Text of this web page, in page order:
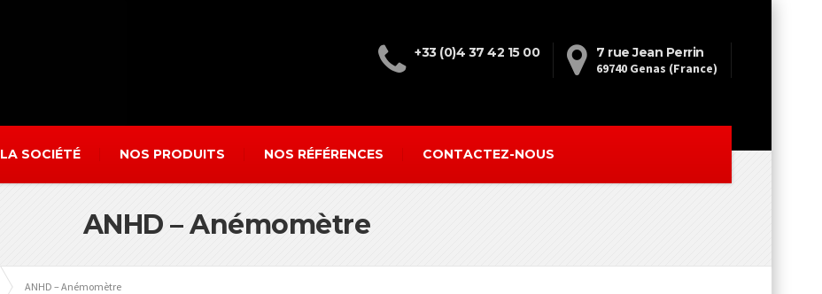
+33 (0)4 37 42 15 00
7 rue Jean Perrin
69740 Genas (France)
LA SOCIÉTÉ NOS PRODUITS NOS RÉFÉRENCES CONTACTEZ-NOUS
ANHD – Anémomètre
ANHD – Anémomètre